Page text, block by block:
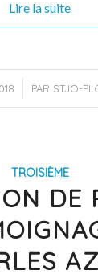
Lire la suite
PAR STJO-
TROISIÈME
DE